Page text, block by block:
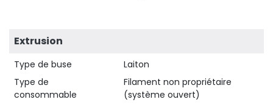
Extrusion
Type de buse
Laiton
Type de
consommable
Filament non propriétaire
(système ouvert)